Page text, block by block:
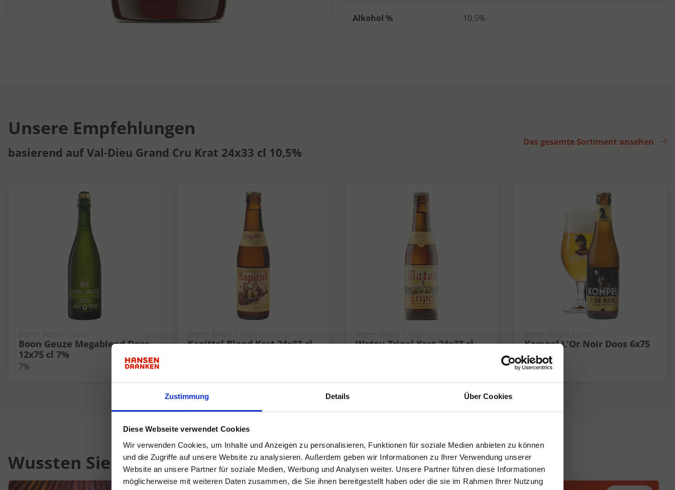
Zustimmung Details Über Cookies
Diese Webseite verwendet Cookies
Wir verwenden Cookies, um Inhalte und Anzeigen zu personalisieren, Funktionen für soziale Medien anbieten zu können
und die Zugriffe auf unsere Website zu analysieren. Außerdem geben wir Informationen zu Ihrer Verwendung unserer
Website an unsere Partner für soziale Medien, Werbung und Analysen weiter. Unsere Partner führen diese Informationen
möglicherweise mit weiteren Daten zusammen, die Sie ihnen bereitgestellt haben oder die sie im Rahmen Ihrer Nutzung
Alkohol % 10.5%
Unsere Empfehlungen
basierend auf Val-Dieu Grand Cru Krat 24x33 cl 10,5%
Das gesamte Sortiment ansehen
Boon Geuze Megablend Doos
12x75 cl 7%
7%
Kapittel Blond Krat 24x33 cl
Watou Tripel Krat 24x33 cl
Kompel L'Or Noir Doos 6x75
cl 8,2%
8.2%
Wussten Sie schon...